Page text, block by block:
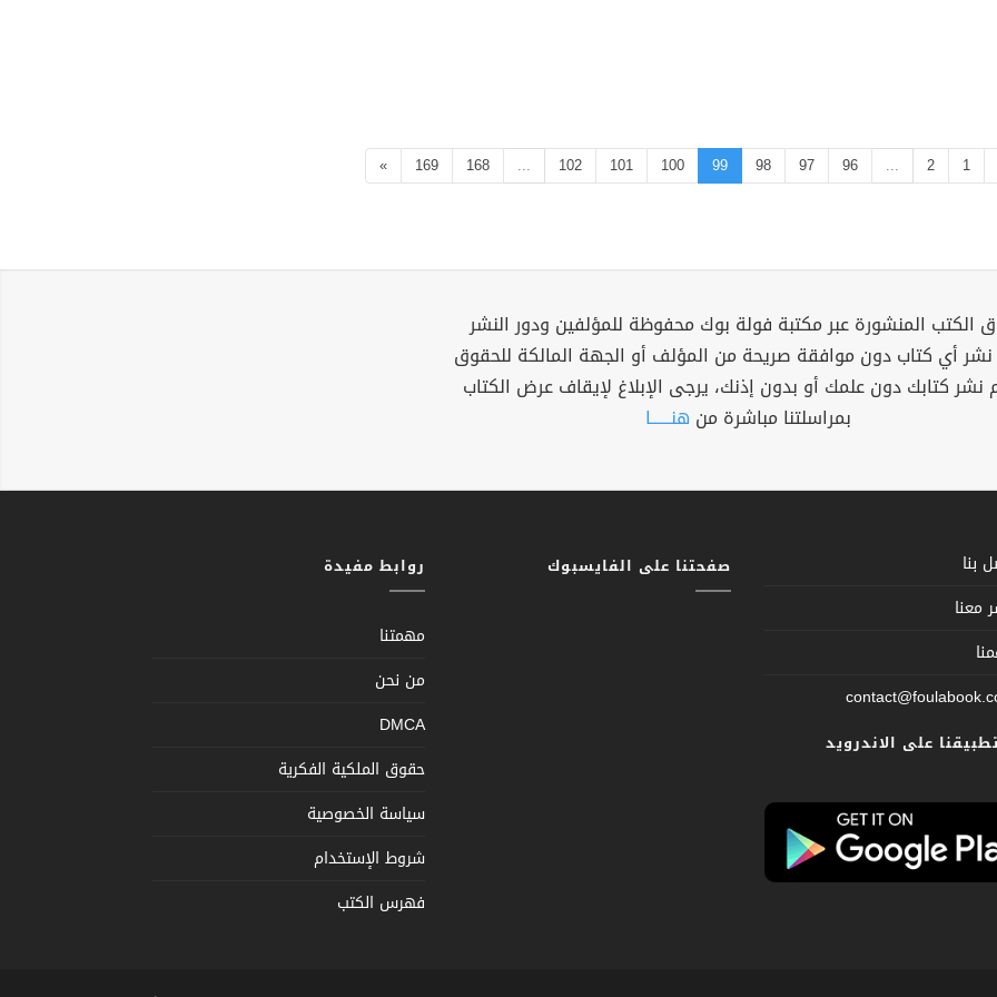
1
2
...
96
97
98
99
100
101
102
...
168
169
»
الكتب المنشورة عبر مكتبة فولة بوك محفوظة للمؤلفين ودور النشر
نشر أي كتاب دون موافقة صريحة من المؤلف أو الجهة المالكة للحقوق
نشر كتابك دون علمك أو بدون إذنك، يرجى الإبلاغ لإيقاف عرض الكتاب
بمراسلتنا مباشرة من هنــــــا
بنا
معنا
على الاندرويد
صفحتنا على الفايسبوك روابط مفيدة
مهمتنا
من نحن
DMCA
حقوق الملكية الفكرية
سياسة الخصوصية
شروط الإستخدام
فهرس الكتب